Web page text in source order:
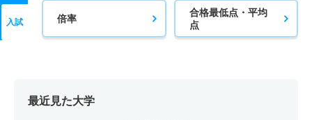
入試 倍率
合格最低点・平均
点
最近見た大学